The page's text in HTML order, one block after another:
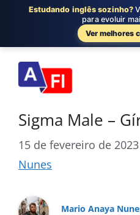
para
conteúdo
Sigma Male –
15 de fevereiro de 2023
Nunes
Mario Anaya
Estudando inglês sozinho?
para evoluir
Ver melhores